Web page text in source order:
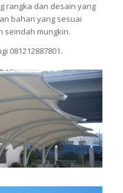
rangka dan desain yang
bahan yang sesuai
seindah mungkin.
081212887801.